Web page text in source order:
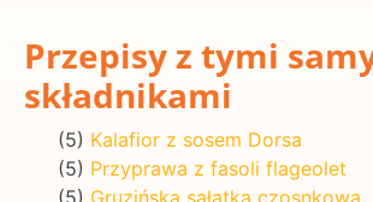
Przepisy z tymi
składnikami
(5) Kalafior z sosem Dorsa
(5) Przyprawa z fasoli flageolet
(5) Gruzińska sałatka czosnkowa